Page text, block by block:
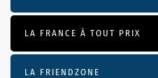
LA FRANCE À TOUT PRIX
LA FRIENDZONE